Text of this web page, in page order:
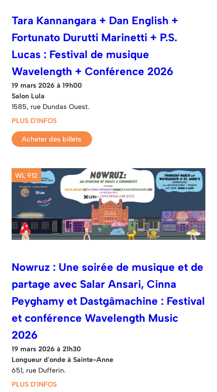
Tara Kannangara + Dan English +
Fortunato Durutti Marinetti + P.S.
Lucas : Festival de musique
Wavelength + Conférence 2026
19 mars 2026 à 19h00
Salon Lula
1585, rue Dundas Ouest.
PLUS D'INFOS
Acheter des billets
WL 912
Nowruz : Une soirée de musique et de
partage avec Salar Ansari, Cinna
Peyghamy et Dastgâmachine : Festival
et conférence Wavelength Music
2026
19 mars 2026 à 21h30
Longueur d'onde à Sainte-Anne
651, rue Dufferin.
PLUS D'INFOS